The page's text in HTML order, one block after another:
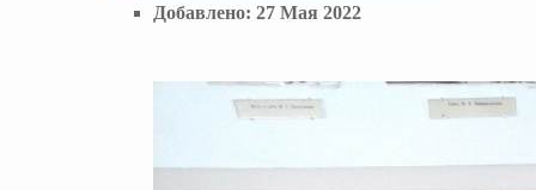
Добавлено: 27 Мая 2022